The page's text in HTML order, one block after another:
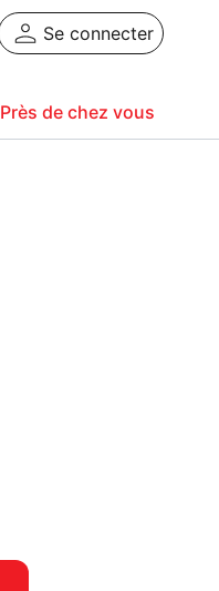
Se connecter
Près de chez vous